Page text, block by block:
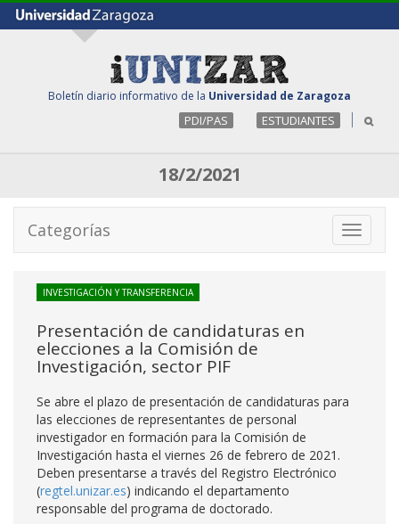
Boletín diario informativo de la Universidad de Zaragoza
PDI/PAS ESTUDIANTES
18/2/2021
Toggle
Categorías
INVESTIGACIÓN Y TRANSFERENCIA
Presentación de candidaturas en
elecciones a la Comisión de
Investigación, sector PIF
Se abre el plazo de presentación de candidaturas para
las elecciones de representantes de personal
investigador en formación para la Comisión de
Investigación hasta el viernes 26 de febrero de 2021.
Deben presentarse a través del Registro Electrónico
(regtel.unizar.es) indicando el departamento
responsable del programa de doctorado.